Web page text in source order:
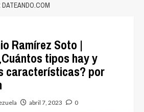
Ramírez Soto |
tipos hay y
características? por
abril 7, 2023 0